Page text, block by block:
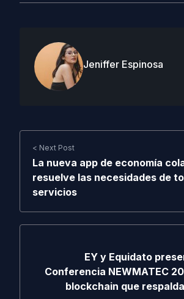
Jeniffer Espinosa
< Next Post
La nueva app de economía
resuelve las necesidades de
servicios
EY y Equidato
Conferencia NEWMATEC
blockchain que